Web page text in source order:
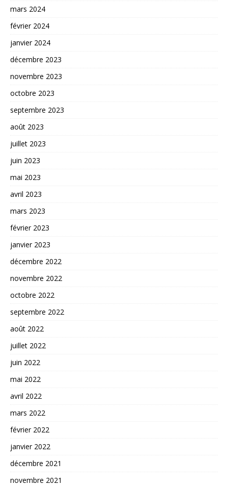
mars 2024
février 2024
janvier 2024
décembre 2023
novembre 2023
octobre 2023
septembre 2023
août 2023
juillet 2023
juin 2023
mai 2023
avril 2023
mars 2023
février 2023
janvier 2023
décembre 2022
novembre 2022
octobre 2022
septembre 2022
août 2022
juillet 2022
juin 2022
mai 2022
avril 2022
mars 2022
février 2022
janvier 2022
décembre 2021
novembre 2021